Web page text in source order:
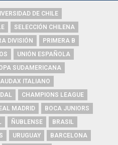
DE CHILE
SELECCIÓN CHILENA
DIVISIÓN
PRIMERA B
UNIÓN ESPAÑOLA
SUDAMERICANA
AUDAX ITALIANO
CHAMPIONS LEAGUE
MADRID
BOCA JUNIORS
ÑUBLENSE
BRASIL
URUGUAY
BARCELONA